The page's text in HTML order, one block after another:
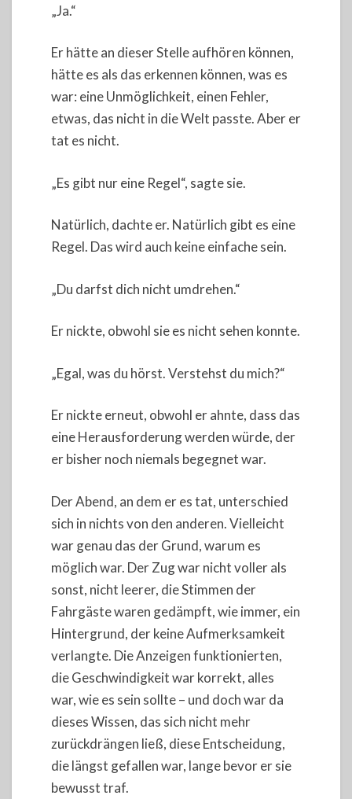
„Ja.“
Er hätte an dieser Stelle aufhören können,
hätte es als das erkennen können, was es
war: eine Unmöglichkeit, einen Fehler,
etwas, das nicht in die Welt passte. Aber er
tat es nicht.
„Es gibt nur eine Regel“, sagte sie.
Natürlich, dachte er. Natürlich gibt es eine
Regel. Das wird auch keine einfache sein.
„Du darfst dich nicht umdrehen.“
Er nickte, obwohl sie es nicht sehen konnte.
„Egal, was du hörst. Verstehst du mich?“
Er nickte erneut, obwohl er ahnte, dass das
eine Herausforderung werden würde, der
er bisher noch niemals begegnet war.
Der Abend, an dem er es tat, unterschied
sich in nichts von den anderen. Vielleicht
war genau das der Grund, warum es
möglich war. Der Zug war nicht voller als
sonst, nicht leerer, die Stimmen der
Fahrgäste waren gedämpft, wie immer, ein
Hintergrund, der keine Aufmerksamkeit
verlangte. Die Anzeigen funktionierten,
die Geschwindigkeit war korrekt, alles
war, wie es sein sollte – und doch war da
dieses Wissen, das sich nicht mehr
zurückdrängen ließ, diese Entscheidung,
die längst gefallen war, lange bevor er sie
bewusst traf.